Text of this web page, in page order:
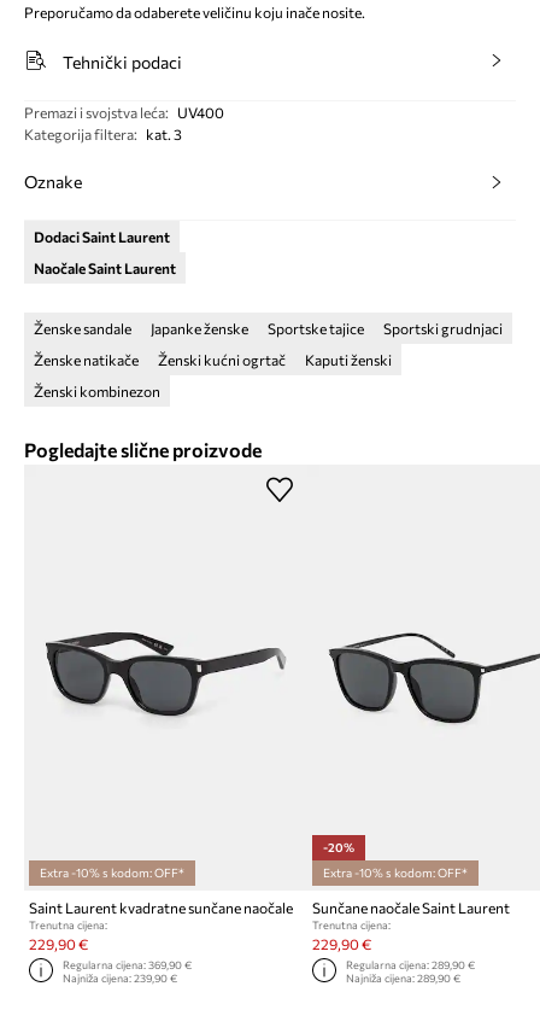
Preporučamo da odaberete veličinu koju inače nosite.
Tehnički podaci
Premazi i svojstva leća:
UV400
Kategorija filtera: kat. 3
Oznake
Dodaci Saint Laurent
Naočale Saint Laurent
Ženske sandale Japanke ženske Sportske tajice
Sportski grudnjaci
Ženske natikače
Ženski kućni ogrtač
Kaputi ženski
Ženski kombinezon
Pogledajte slične proizvode
Extra -10% s kodom: OFF*
Saint Laurent kvadratne sunčane naočale
Trenutna cijena:
229,90 €
Regularna cijena:369,90 €
Najniža cijena:239,90 €
-20%
Extra -10% s kodom: OFF*
Sunčane naočale Saint Laurent
Trenutna cijena:
229,90 €
Regularna cijena: 289,90 €
Najniža cijena: 289,90 €